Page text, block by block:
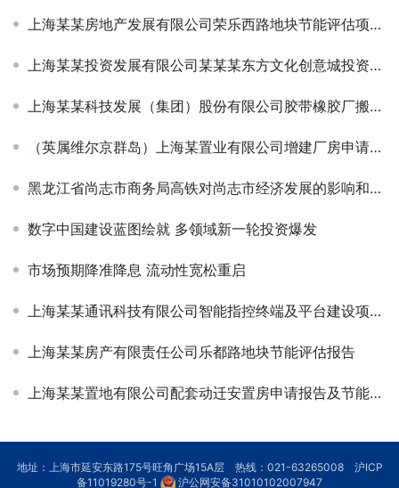
上海某某房地产发展有限公司荣乐西路地块节能评估项目签约
上海某某投资发展有限公司某某某东方文化创意城投资规划项目签约
上海某某科技发展（集团）股份有限公司胶带橡胶厂搬迁节能分析报告项目签约
（英属维尔京群岛）上海某置业有限公司增建厂房申请报告项目签约
黑龙江省尚志市商务局高铁对尚志市经济发展的影响和对策研究报告
数字中国建设蓝图绘就 多领域新一轮投资爆发
市场预期降准降息 流动性宽松重启
上海某某通讯科技有限公司智能指控终端及平台建设项目可研-定增
上海某某房产有限责任公司乐都路地块节能评估报告
上海某某置地有限公司配套动迁安置房申请报告及节能评估项目签约
地址：上海市延安东路175号旺角广场15A层 热线：021-63265008 沪ICP
备11019280号-1
沪公网安备31010102007947